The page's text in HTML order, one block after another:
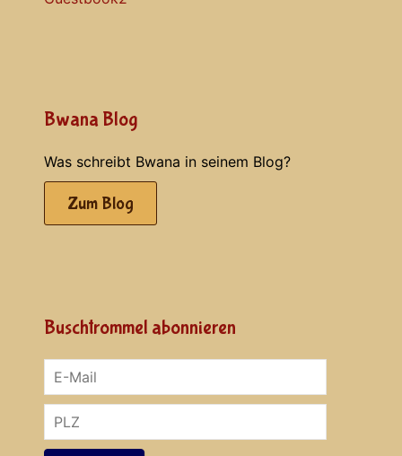
Bwana Blog
Was schreibt Bwana in seinem Blog?
Zum Blog
Buschtrommel abonnieren